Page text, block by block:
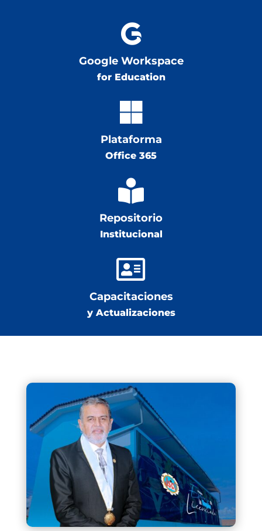

Google Workspace
for Education

Plataforma
Office 365

Repositorio
Institucional

Capacitaciones
y Actualizaciones